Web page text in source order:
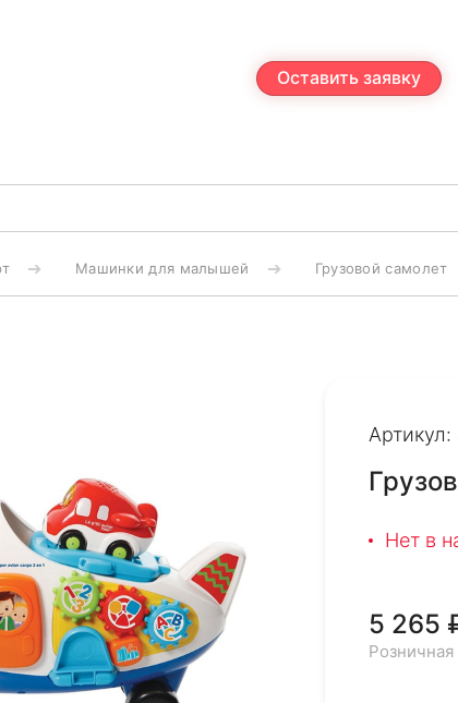
Оставить заявку
Машинки для малышей Грузовой самолет
Артикул:
Нет в
5 265